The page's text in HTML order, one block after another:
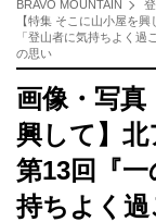
BRAVO MOUNTAIN
【特集 そこに山小屋を
「登山者に気持ちよく
の思い
画像・写真
興して】
第13回『
持ちよく